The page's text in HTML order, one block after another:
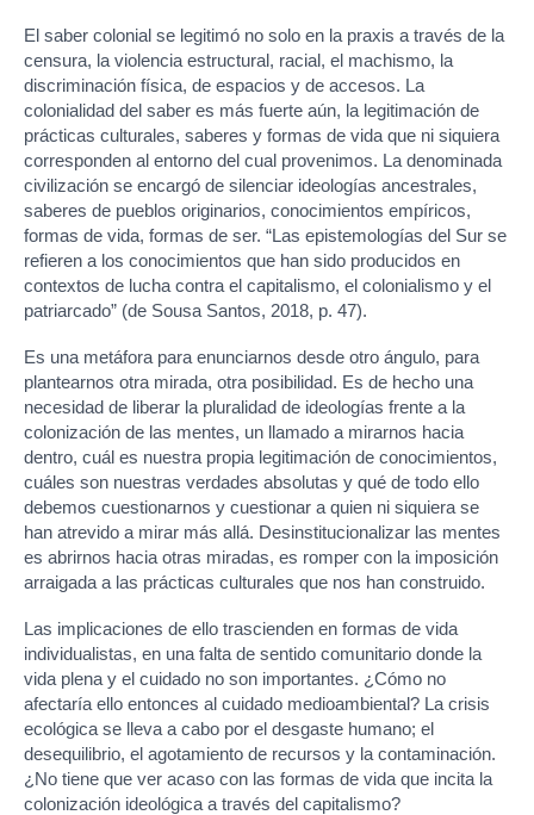
El saber colonial se legitimó no solo en la praxis a través de la
censura, la violencia estructural, racial, el machismo, la
discriminación física, de espacios y de accesos. La
colonialidad del saber es más fuerte aún, la legitimación de
prácticas culturales, saberes y formas de vida que ni siquiera
corresponden al entorno del cual provenimos. La denominada
civilización se encargó de silenciar ideologías ancestrales,
saberes de pueblos originarios, conocimientos empíricos,
formas de vida, formas de ser. “Las epistemologías del Sur se
refieren a los conocimientos que han sido producidos en
contextos de lucha contra el capitalismo, el colonialismo y el
patriarcado” (de Sousa Santos, 2018, p. 47).
Es una metáfora para enunciarnos desde otro ángulo, para
plantearnos otra mirada, otra posibilidad. Es de hecho una
necesidad de liberar la pluralidad de ideologías frente a la
colonización de las mentes, un llamado a mirarnos hacia
dentro, cuál es nuestra propia legitimación de conocimientos,
cuáles son nuestras verdades absolutas y qué de todo ello
debemos cuestionarnos y cuestionar a quien ni siquiera se
han atrevido a mirar más allá. Desinstitucionalizar las mentes
es abrirnos hacia otras miradas, es romper con la imposición
arraigada a las prácticas culturales que nos han construido.
Las implicaciones de ello trascienden en formas de vida
individualistas, en una falta de sentido comunitario donde la
vida plena y el cuidado no son importantes. ¿Cómo no
afectaría ello entonces al cuidado medioambiental? La crisis
ecológica se lleva a cabo por el desgaste humano; el
desequilibrio, el agotamiento de recursos y la contaminación.
¿No tiene que ver acaso con las formas de vida que incita la
colonización ideológica a través del capitalismo?